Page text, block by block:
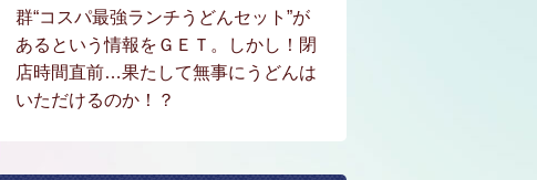
群“コスパ最強ランチうどんセット”が
あるという情報をＧＥＴ。しかし！閉
店時間直前…果たして無事にうどんは
いただけるのか！？